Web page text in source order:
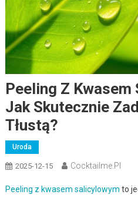
Peeling Z
Jak Skutecznie
Tłustą?
Uroda
2025-12-15 Cocktailme.pl
Peeling z kwasem salicylowym to